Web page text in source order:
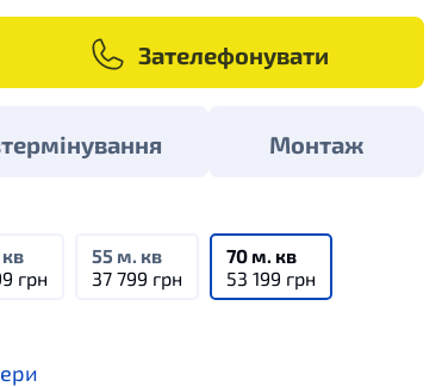
Зателефонувати
Монтаж
грн
55 м. кв
37 799 грн
70 м. кв
53 199 грн